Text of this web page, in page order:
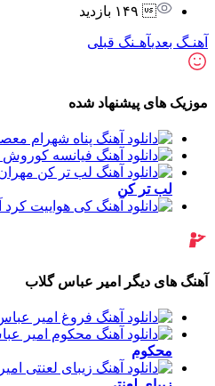
۱۴۹ بازدید
آهنـگ بعدیآهـنگ قبلی
موزیک های پیشنهاد شده
لب تر کن
آهنگ های دیگر امیر عباس گلاب
محکوم